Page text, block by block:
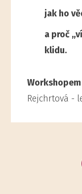
jak ho
a proč
klidu.
Rejchrtová -